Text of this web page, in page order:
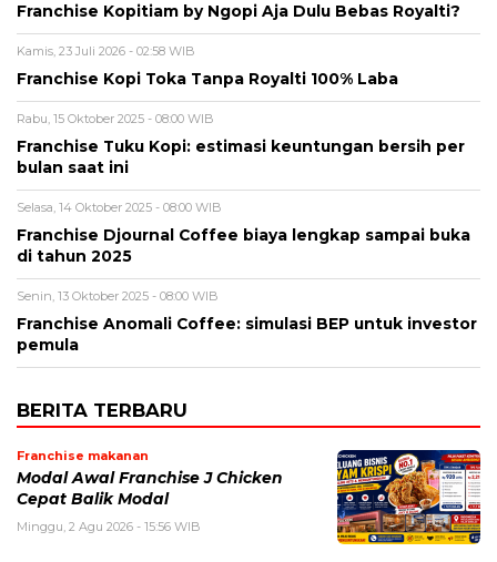
Franchise Kopitiam by Ngopi Aja Dulu Bebas Royalti?
Kamis, 23 Juli 2026 - 02:58 WIB
Franchise Kopi Toka Tanpa Royalti 100% Laba
Rabu, 15 Oktober 2025 - 08:00 WIB
Franchise Tuku Kopi: estimasi keuntungan bersih per
bulan saat ini
Selasa, 14 Oktober 2025 - 08:00 WIB
Franchise Djournal Coffee biaya lengkap sampai buka
di tahun 2025
Senin, 13 Oktober 2025 - 08:00 WIB
Franchise Anomali Coffee: simulasi BEP untuk investor
pemula
BERITA TERBARU
Franchise makanan
Modal Awal Franchise J Chicken
Cepat Balik Modal
Minggu, 2 Agu 2026 - 15:56 WIB